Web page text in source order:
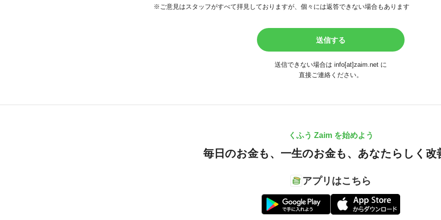
※ご意見はスタッフがすべて拝見しておりますが、個々には返答できない場合もあります
送信できない場合は info[at]zaim.net に
直接ご連絡ください。
くふう Zaim を始めよう
毎日のお金も、 一生のお金も、 あなたらしく改
アプリはこちら